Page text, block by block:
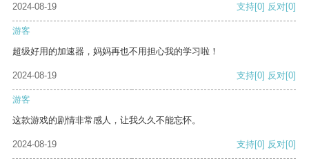
2024-08-19 支持[0] 反对[0]
游客
超级好用的加速器，妈妈再也不用担心我的学习啦！
2024-08-19 支持[0] 反对[0]
游客
这款游戏的剧情非常感人，让我久久不能忘怀。
2024-08-19 支持[0] 反对[0]